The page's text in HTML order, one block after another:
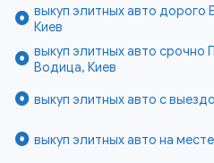
выкуп элитных авто дорого
Киев
выкуп элитных авто срочно
Водица, Киев
выкуп элитных авто с
выкуп элитных авто на